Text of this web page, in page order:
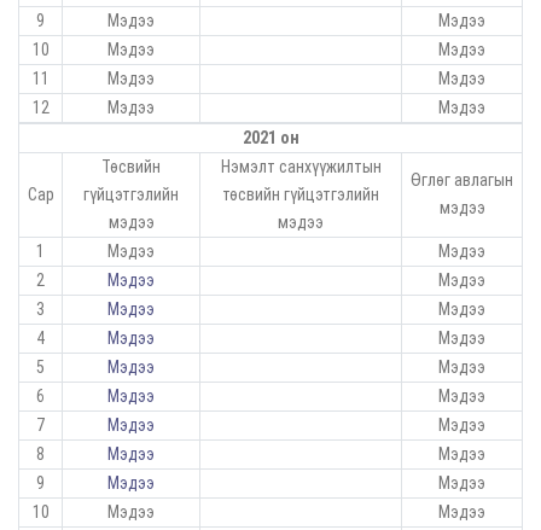
9
Мэдээ
Мэдээ
10
Мэдээ
Мэдээ
11
Мэдээ
Мэдээ
12
Мэдээ
Мэдээ
2021 он
Сар
Төсвийн
гүйцэтгэлийн
мэдээ
Нэмэлт санхүүжилтын
төсвийн гүйцэтгэлийн
мэдээ
Өглөг авлагын
мэдээ
1 Мэдээ
Мэдээ
2
Мэдээ
Мэдээ
3
Мэдээ
Мэдээ
4
Мэдээ
Мэдээ
5
Мэдээ
Мэдээ
6
Мэдээ
Мэдээ
7
Мэдээ
Мэдээ
8
Мэдээ
Мэдээ
9
Мэдээ
Мэдээ
10
Мэдээ
Мэдээ